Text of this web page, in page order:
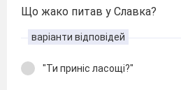
Що жако питав у Славка?
варіанти відповідей
"Ти приніс ласощі?"